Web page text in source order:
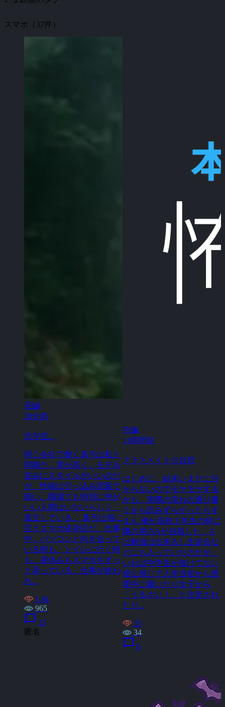
スマホ（37件）
長編
28分前
依存症。
同じ会社で働く真弓は私と
同期だ。背が高く、モデル
並みにスタイルがいいのだ
が、性格は引っ込み思案で
暗い。職場でも特別に仲が
いい人間はいないらしく、
孤立している。 真弓は俗に
言うスマホ依存症だ。仕事
中、パソコンと向き合って
いる時も、トイレに行く時
も、昼休みもスマホをずっ
と弄っている。仕事が終わ
れ...
1.8k
965
chat_bubble 15
匿名
中編
11時間前
クラスメイトの自殺
はじめに、結末いまだに分
からないのでモヤモヤする
かも。実際の流れの通り書
くから読みずらかったらす
まん 俺が高校３年生の時に
隣の席のAが自殺した。A
は勉強は出来るし生徒会な
どにも入っていたのだが、
いわば中学生が抜けてない
様な感じで入学当初から授
業中に騒いだり女子から
「うるさい！」と注意され
たり...
55
34
chat_bubble 0